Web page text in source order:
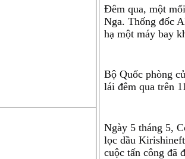
Đêm qua, một
Nga. Thống đốc
hạ một máy bay
Bộ Quốc phòng
lái đêm qua trên
Ngày 5 tháng 5,
lọc dầu
cuộc tấn công đã